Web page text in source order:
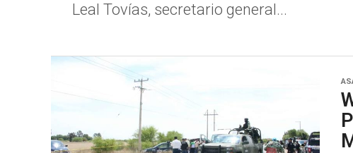
Leal Tovías, secretario general...